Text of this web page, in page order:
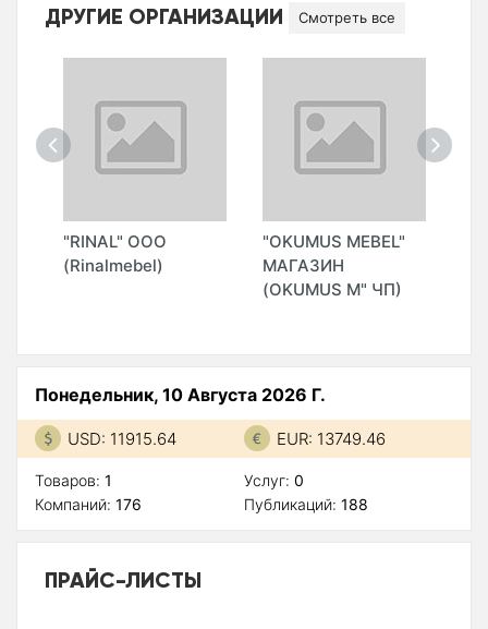
ДРУГИЕ ОРГАНИЗАЦИИ Смотреть все
"RINAL" ООО
(Rinalmebel)
"OKUMUS MEBEL"
МАГАЗИН
(OKUMUS M" ЧП)
Понедельник, 10 Августа 2026 Г.
USD: 11915.64 EUR: 13749.46
Товаров: 1
Компаний: 176
Услуг: 0
Публикаций: 188
ПРАЙС-ЛИСТЫ